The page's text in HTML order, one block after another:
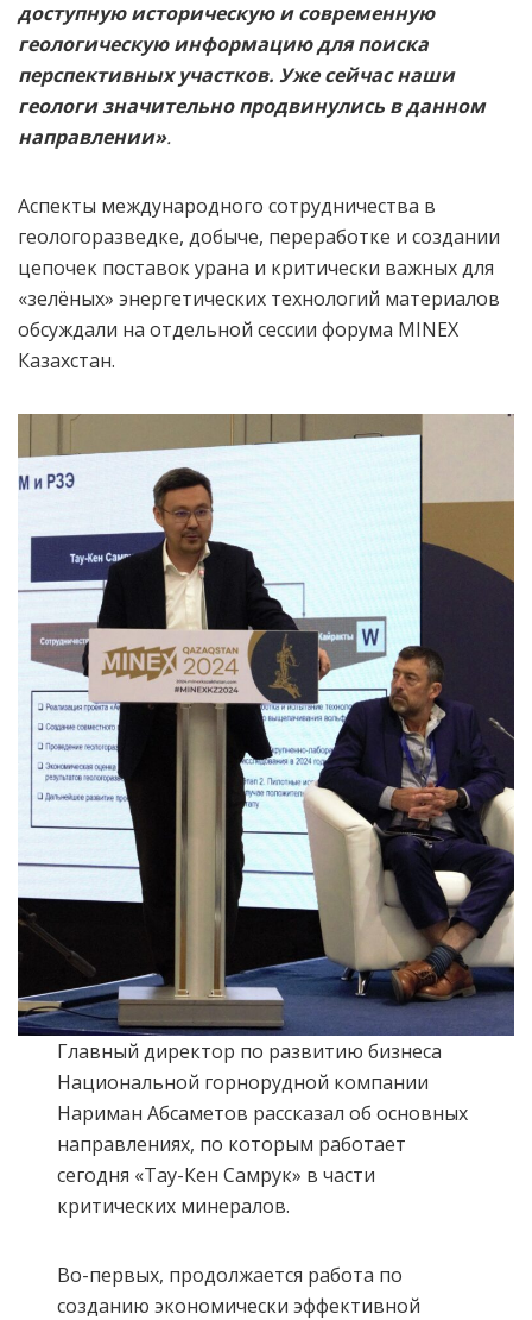
доступную историческую и современную
геологическую информацию для поиска
перспективных участков. Уже сейчас наши
геологи значительно продвинулись в данном
направлении».
Аспекты международного сотрудничества в
геологоразведке, добыче, переработке и создании
цепочек поставок урана и критически важных для
«зелёных» энергетических технологий материалов
обсуждали на отдельной сессии форума MINEX
Казахстан.
Главный директор по развитию бизнеса
Национальной горнорудной компании
Нариман Абсаметов рассказал об основных
направлениях, по которым работает
сегодня «Тау-Кен Самрук» в части
критических минералов.
Во-первых, продолжается работа по
созданию экономически эффективной